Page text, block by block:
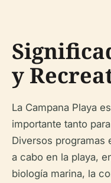
y
La Campana Playa
importante tanto
Diversos programas
a cabo en la playa,
biología marina, la